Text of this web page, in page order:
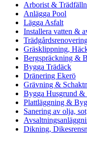
Arborist &
Anlägga Pool
Lägga Asfalt
Installera vatten &
Gräsklippning,
Bergspräckning &
Bygga Trädäck
Dränering Ekerö
Grävning &
Bygga Husgrund &
Plattläggning &
Sanering av olja,
Dikning,